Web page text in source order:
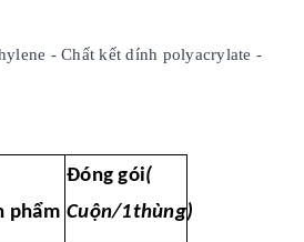
- Chất kết dính polyacrylate -
phẩm
Đóng gói(
Cuộn/1thùng)